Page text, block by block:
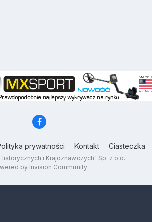
prywatności Kontakt Ciasteczka
i Krajoznawczych" Sp. z o.o.
by Invision Community